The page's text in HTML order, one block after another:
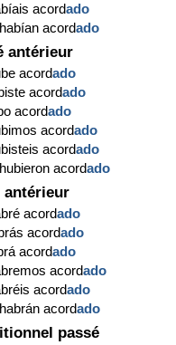
acordado
acordado
antérieur
acordado
acordado
acordado
acordado
acordado
acordado
antérieur
acordado
acordado
acordado
acordado
acordado
acordado
passé